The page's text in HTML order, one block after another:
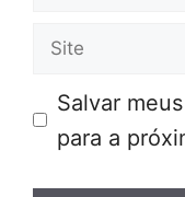
Site
Salvar
para a